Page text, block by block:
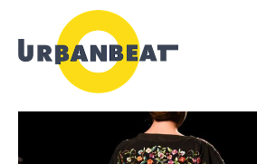
contenido